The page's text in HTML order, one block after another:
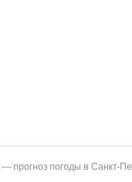
— прогноз погоды в Санкт-